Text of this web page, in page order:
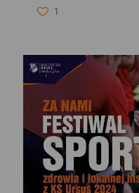
1